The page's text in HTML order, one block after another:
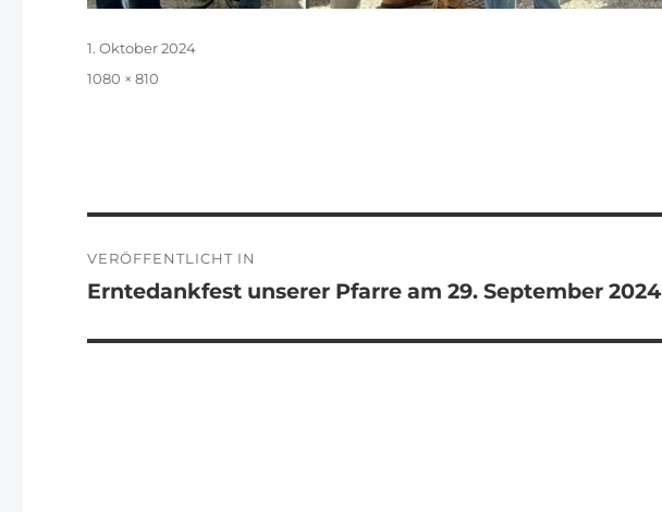
Veröffentlicht
1. Oktober 2024
Originalgröße
1080 × 810
VERÖFFENTLICHT IN
Erntedankfest unserer Pfarre am 29. September 2024